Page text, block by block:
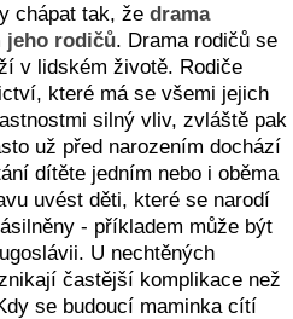
chápat tak, že drama
jeho rodičů. Drama rodičů se
v lidském životě. Rodiče
které má se všemi jejich
silný vliv, zvláště pak
už před narozením dochází
dítěte jedním nebo i oběma
uvést děti, které se narodí
- příkladem může být
U nechtěných
častější komplikace než
se budoucí maminka cítí